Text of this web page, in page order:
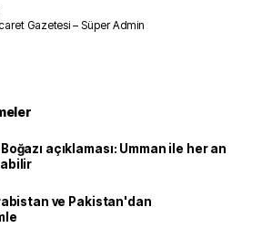
Gazetesi – Süper Admin
açıklaması: Umman ile her an
ve Pakistan'dan